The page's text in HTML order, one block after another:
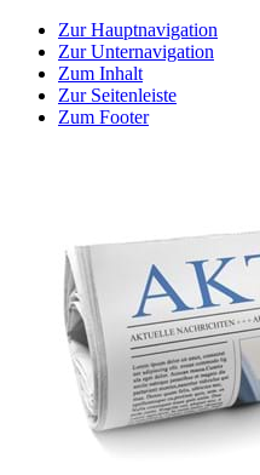
Zur Hauptnavigation
Zur Unternavigation
Zum Inhalt
Zur Seitenleiste
Zum Footer